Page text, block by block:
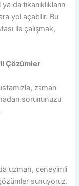
da tıkanıklıkların
yol açabilir. Bu
ile çalışmak,
Çözümler
zaman
sorununuzu
uzman, deneyimli
sunuyoruz.